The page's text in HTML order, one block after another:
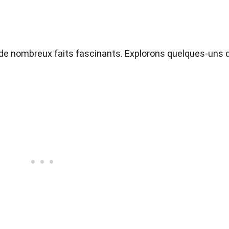
nombreux faits fascinants. Explorons quelques-uns